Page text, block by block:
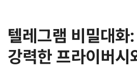
텔레그램 비밀대화:
강력한 프라이버시